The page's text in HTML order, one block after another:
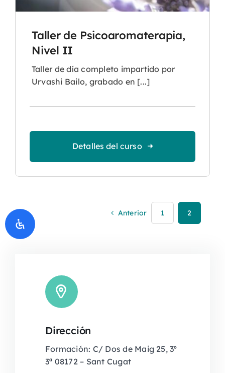
Taller de Psicoaromaterapia,
Nivel II
Taller de día completo impartido por
Urvashi Bailo, grabado en [...]
Detalles del curso
Anterior 1 2
Dirección
Formación: C/ Dos de Maig 25, 3º
3ª 08172 – Sant Cugat